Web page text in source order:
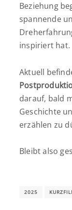
Beziehung
spannende
inspiriert hat.
Aktuell
darauf, bald
Geschichte
erzählen zu
Bleibt also
2025